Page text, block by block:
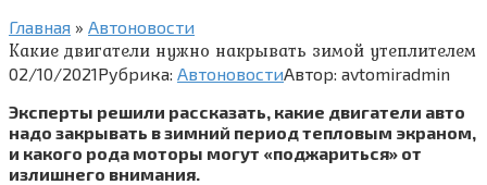
Главная » Автоновости
Какие двигатели нужно накрывать зимой утеплителем
02/10/2021Рубрика: АвтоновостиАвтор: avtomiradmin
Эксперты решили рассказать, какие двигатели авто
надо закрывать в зимний период тепловым экраном,
и какого рода моторы могут «поджариться» от
излишнего внимания.